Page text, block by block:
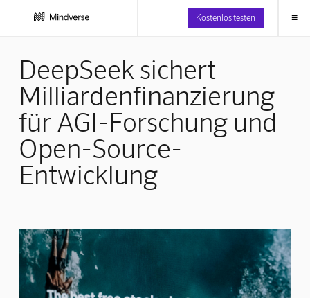
Kostenlos testen ≡
DeepSeek sichert
Milliardenfinanzierung
für AGI-Forschung und
Open-Source-
Entwicklung